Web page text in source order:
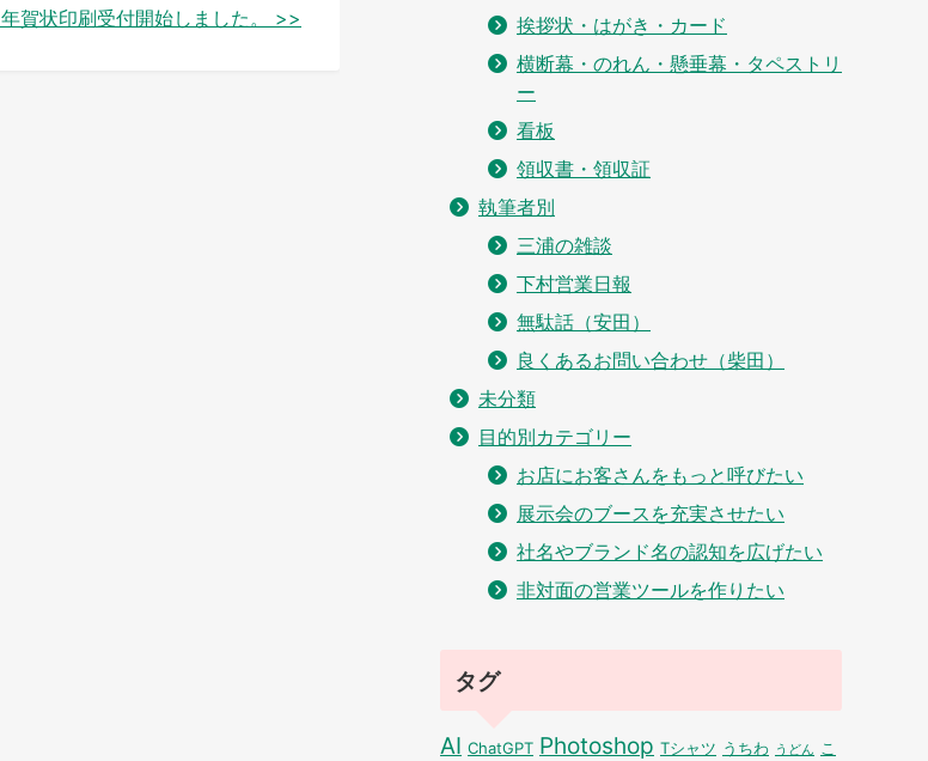
年賀状印刷受付開始しました。 >>
挨拶状・はがき・カード
横断幕・のれん・懸垂幕・タペストリ
ー
看板
領収書・領収証
執筆者別
三浦の雑談
下村営業日報
無駄話（安田）
良くあるお問い合わせ（柴田）
未分類
目的別カテゴリー
お店にお客さんをもっと呼びたい
展示会のブースを充実させたい
社名やブランド名の認知を広げたい
非対面の営業ツールを作りたい
タグ
AI ChatGPT Photoshop Tシャツ うちわ うどん こ